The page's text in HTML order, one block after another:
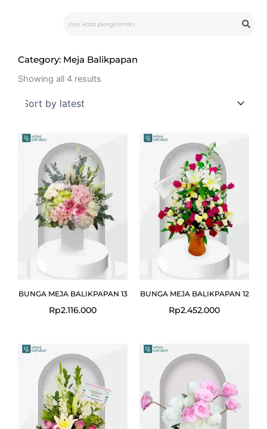
Category: Meja Balikpapan
Showing all 4 results
BUNGA MEJA BALIKPAPAN 13
Rp2.116.000
BUNGA MEJA BALIKPAPAN 12
Rp2.452.000